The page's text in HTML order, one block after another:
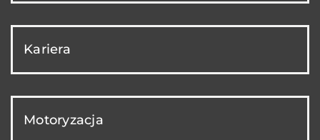
Kariera
Motoryzacja